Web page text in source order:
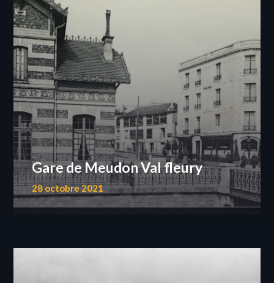
Gare de Meudon Val fleury
28 octobre 2021